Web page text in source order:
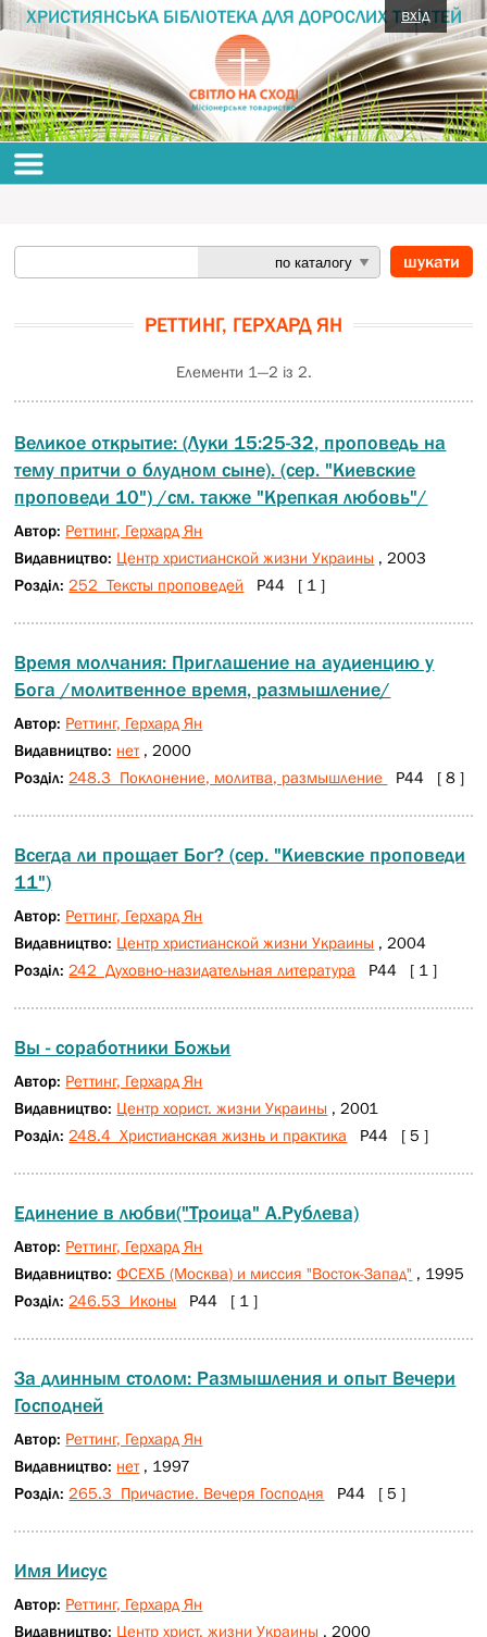
ХРИСТИЯНСЬКА БІБЛІОТЕКА ДЛЯ ДОРОСЛИХ ТА ДІТЕЙ
РЕТТИНГ, ГЕРХАРД ЯН
Елементи 1—2 із 2.
Великое открытие: (Луки 15:25-32, проповедь на
тему притчи о блудном сыне). (сер. "Киевские
проповеди 10") /см. также "Крепкая любовь"/
Автор: Реттинг, Герхард Ян
Видавництво: Центр христианской жизни Украины , 2003
Розділ: 252 Тексты проповедей Р44 [ 1 ]
Время молчания: Приглашение на аудиенцию у
Бога /молитвенное время, размышление/
Автор: Реттинг, Герхард Ян
Видавництво: нет, 2000
Розділ: 248.3 Поклонение, молитва, размышление Р44 [ 8 ]
Всегда ли прощает Бог? (сер. "Киевские проповеди
11")
Автор: Реттинг, Герхард Ян
Видавництво: Центр христианской жизни Украины , 2004
Розділ: 242 Духовно-назидательная литература Р44 [ 1 ]
Вы - соработники Божьи
Автор: Реттинг, Герхард Ян
Видавництво: Центр хорист. жизни Украины , 2001
Розділ: 248.4 Христианская жизнь и практика Р44 [ 5 ]
Единение в любви("Троица" А.Рублева)
Автор: Реттинг, Герхард Ян
Видавництво:ФСЕХБ (Москва) и миссия "Восток-Запад" , 1995
Розділ: 246.53 Иконы Р44 [ 1 ]
За длинным столом: Размышления и опыт Вечери
Господней
Автор: Реттинг, Герхард Ян
Видавництво: нет, 1997
Розділ: 265.3 Причастие. Вечеря Господня Р44 [ 5 ]
Имя Иисус
Автор: Реттинг, Герхард Ян
Видавництво: Центр христ. жизни Украины , 2000
вхід